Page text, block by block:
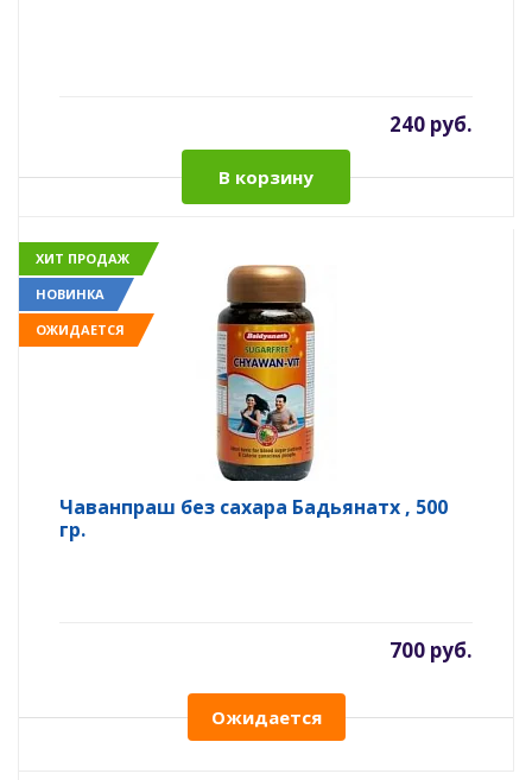
240 руб.
В корзину
ХИТ ПРОДАЖ
НОВИНКА
ОЖИДАЕТСЯ
Чаванпраш без сахара Бадьянатх , 500
гр.
700 руб.
Ожидается